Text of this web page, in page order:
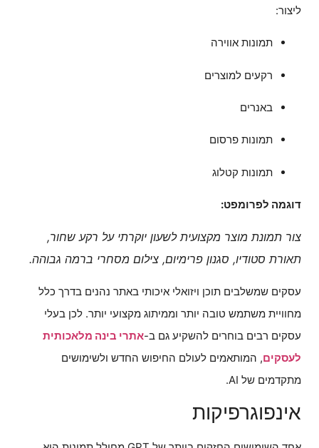
ליצור:
תמונות אווירה
רקעים למוצרים
באנרים
תמונות פרסום
תמונות קטלוג
דוגמה לפרומפט:
צור תמונת מוצר מקצועית לשעון יוקרתי על רקע שחור,
תאורת סטודיו, סגנון פרימיום, צילום מסחרי ברמה גבוהה.
עסקים שמשלבים תוכן ויזואלי איכותי באתר נהנים בדרך כלל
מחוויית משתמש טובה יותר וממיתוג מקצועי יותר. לכן בעלי
עסקים רבים בוחרים להשקיע גם ב-אתרי בינה מלאכותית
לעסקים, המותאמים לעולם החיפוש החדש ולשימושים
מתקדמים של AI.
אינפוגרפיקות